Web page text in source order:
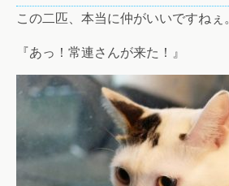
この二匹、本当に仲がいいですねぇ。
『あっ！常連さんが来た！』